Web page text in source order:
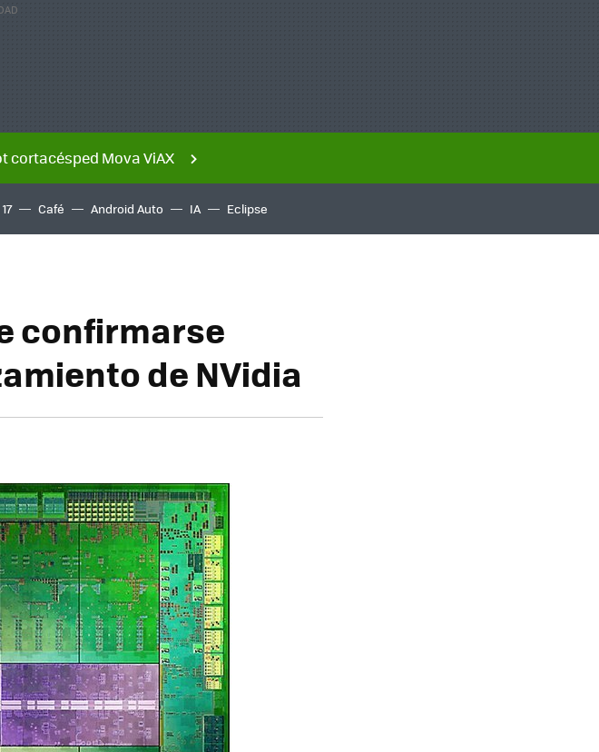
cortacésped Mova ViAX
Café Android Auto IA Eclipse
confirmarse
de NVidia